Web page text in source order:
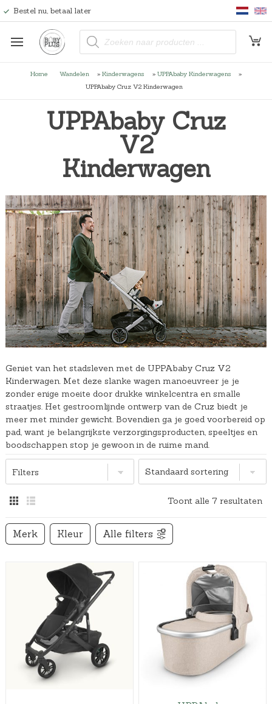
Bestel nu, betaal later
P
o
c
z
o
e
Home Wandelen » Kinderwagens » UPPAbaby Kinderwagens
»
UPPAbaby Cruz V2 Kinderwagen
UPPAbaby Cruz
V2
Kinderwagen
Geniet van het stadsleven met de UPPAbaby Cruz V2
Kinderwagen. Met deze slanke wagen manoeuvreer je je
zonder enige moeite door drukke winkelcentra en smalle
straatjes. Het gestroomlijnde ontwerp van de Cruz biedt je
meer met minder gewicht. Bovendien ga je goed voorbereid op
pad, want je belangrijkste verzorgingsproducten, speeltjes en
boodschappen stop je gewoon in de ruime mand.
Filters
Toont alle 7 resultaten
Merk Kleur Alle filters